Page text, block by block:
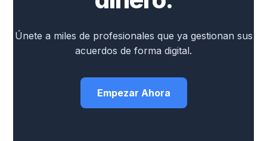
Únete a miles de profesionales que ya gestionan sus
acuerdos de forma digital.
Empezar Ahora